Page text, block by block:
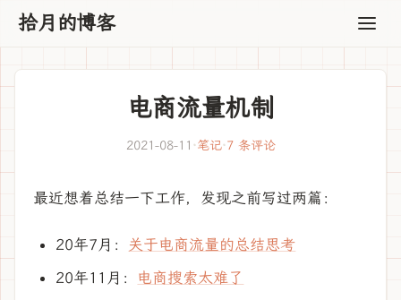
拾月的博客
电商流量机制
2021-08-11 ·笔记·7 条评论
最近想着总结一下工作，发现之前写过两篇：
20年7月： 关于电商流量的总结思考
20年11月： 电商搜索太难了